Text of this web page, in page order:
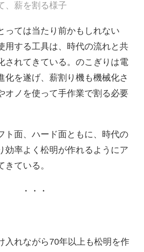
、薪を割る様子
っては当たり前かもしれない
用する工具は、時代の流れと共
されてきている。のこぎりは電
化を遂げ、薪割り機も機械化さ
オノを使って手作業で割る必要
ト面、ハード面ともに、時代の
効率よく松明が作れるようにア
きている。
・・・
入れながら70年以上も松明を作